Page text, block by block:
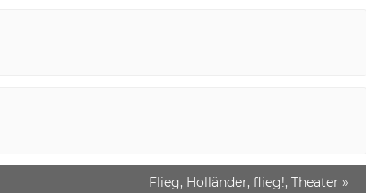
Flieg, Holländer, flieg!, Theater »